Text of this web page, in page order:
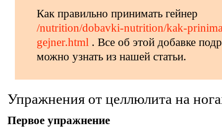
Как правильно принимать гейнер
/nutrition/dobavki-nutrition/kak-
gejner.html . Все об этой добавке
можно узнать из нашей статьи.
Упражнения от целлюлита на
Первое упражнение